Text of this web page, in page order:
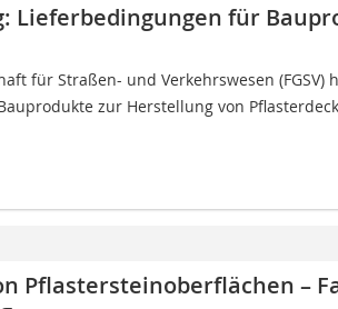
Lieferbedingungen für
für Straßen- und Verkehrswesen (FGSV)
zur Herstellung von
Pflastersteinoberflächen –